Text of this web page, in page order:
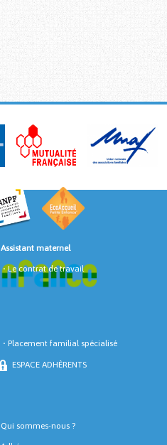
Assistant maternel
•Le contrat de travail
• Placement familial spécialisé
ESPACE ADHÈRENTS
Qui sommes-nous ?